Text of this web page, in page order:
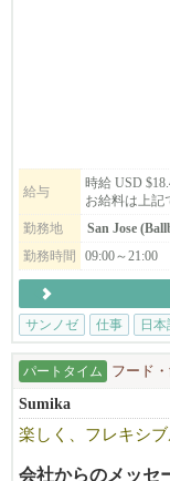
ンクまで、大阪なら
新店舗で一緒に働き
【San Jose 店】
184 S Market St, Suite
San Jose, CA 95113
Application Form :
Email :
給与
時給 USD
お給料は上記
勤務地
San Jose
勤務時間
09:00～21:00
サンノゼ
仕事 日本
パートタイム フード
Sumika
楽しく、フレキシ
会社からのメッセ